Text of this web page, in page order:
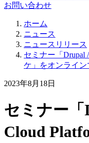
お問い合わせ
ホーム
ニュース
ニュースリリース
セミナー「Drupal
ケ」をオンライン
2023年8月18日
セミナー
Cloud